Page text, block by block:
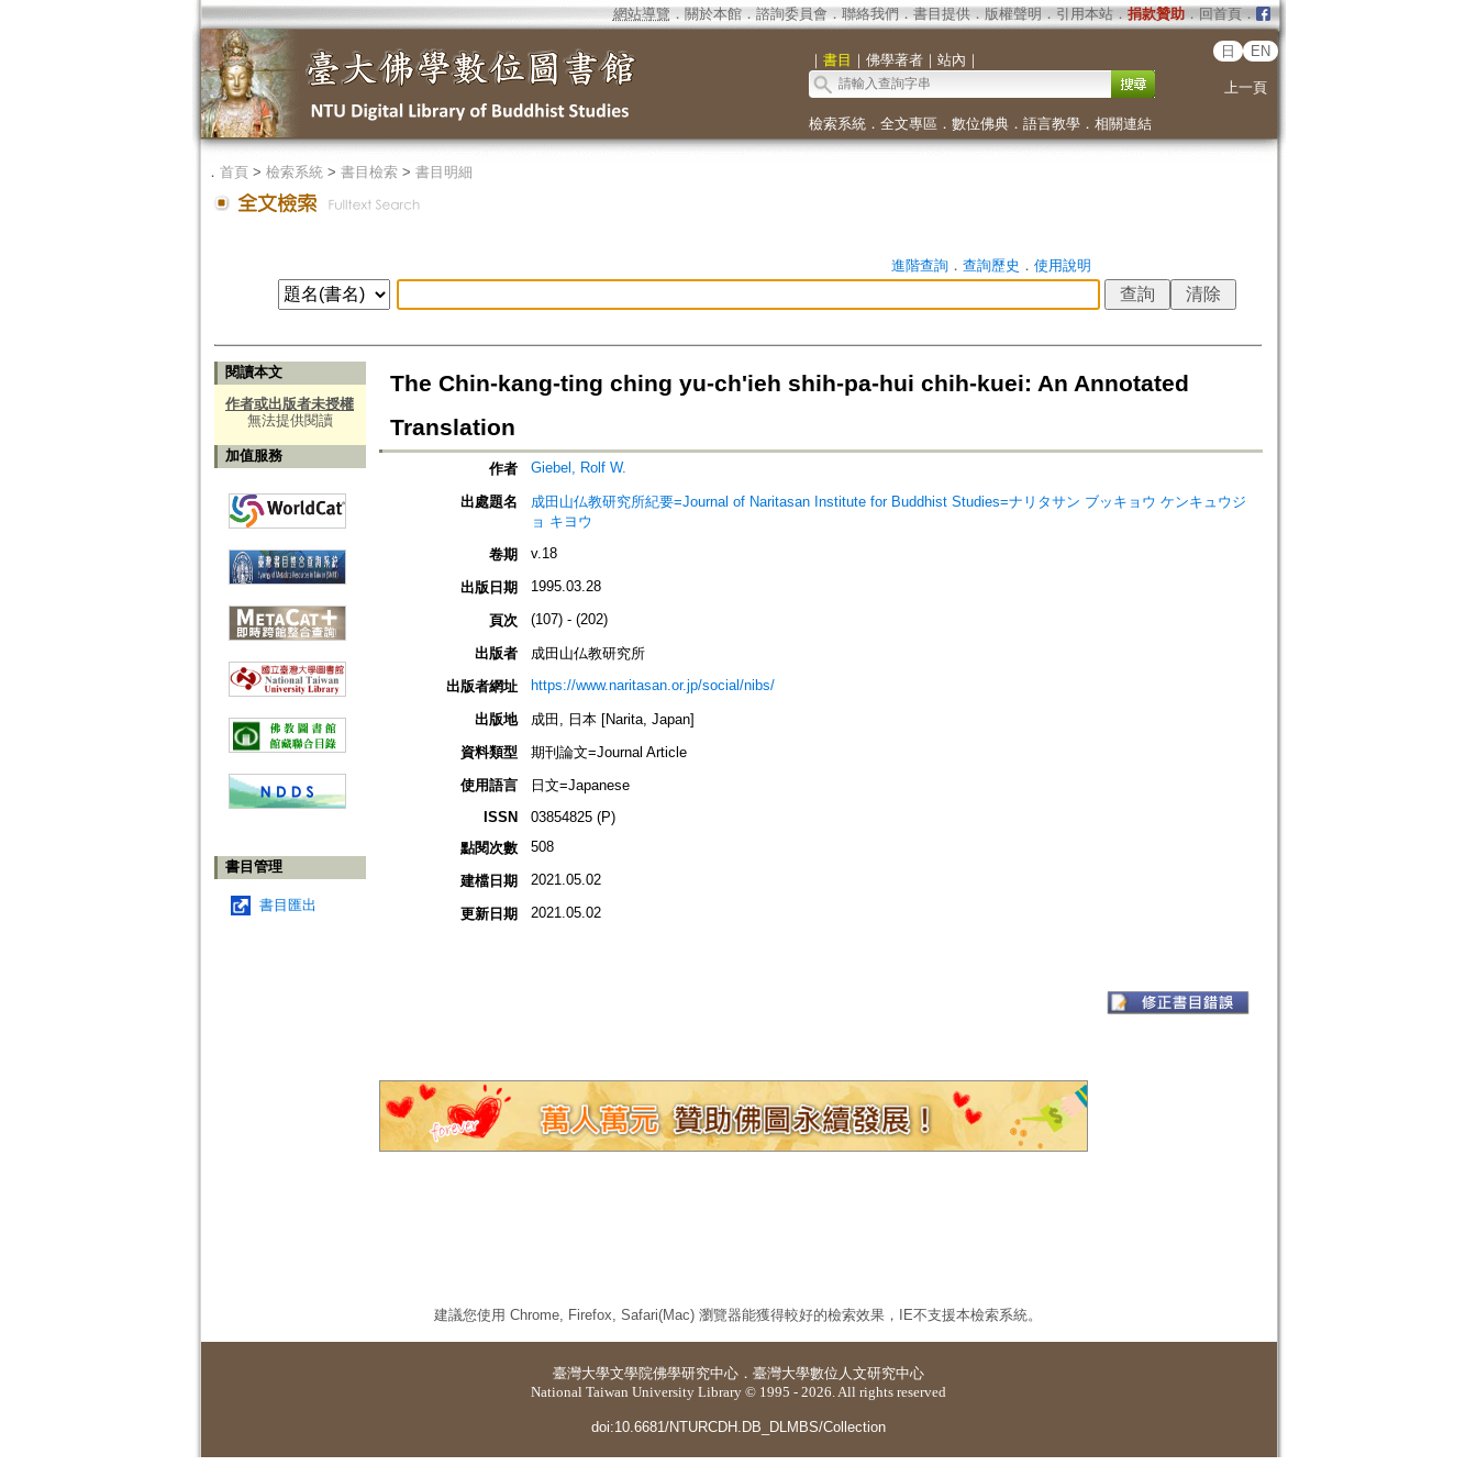
網站導覽 ． 關於本館． 諮詢委員會． 聯絡我們 ． 書目提供． 版權聲明 ． 引用本站． 捐款贊助．回首頁．
｜ 書目 ｜ 佛學著者｜ 站內 ｜
日 EN
上一頁
檢索系統． 全文專區 ． 數位佛典． 語言教學． 相關連結
． 首頁> 檢索系統> 書目檢索> 書目明細
進階查詢． 查詢歷史 ． 使用說明
閱讀本文
作者或出版者未授權
無法提供閱讀
加值服務
書目管理
書目匯出
The Chin-kang-ting ching yu-ch'ieh shih-pa-hui chih-kuei: An Annotated
Translation
作者 Giebel, Rolf W.
出處題名
成田山仏教研究所紀要=Journal of Naritasan Institute for Buddhist Studies=ナリタサン ブッキョウ ケンキュウジ
ョ キヨウ
卷期
v.18
出版日期 1995.03.28
頁次 (107) - (202)
出版者
成田山仏教研究所
出版者網址
https://www.naritasan.or.jp/social/nibs/
出版地
成田, 日本 [Narita, Japan]
資料類型
期刊論文=Journal Article
使用語言
日文=Japanese
ISSN
03854825 (P)
點閱次數
508
建檔日期 2021.05.02
更新日期 2021.05.02
建議您使用 Chrome, Firefox, Safari(Mac) 瀏覽器能獲得較好的檢索效果，IE不支援本檢索系統。
臺灣大學文學院佛學研究中心 ． 臺灣大學數位人文研究中心
National Taiwan University Library © 1995 - 2026. All rights reserved
doi:10.6681/NTURCDH.DB_DLMBS/Collection